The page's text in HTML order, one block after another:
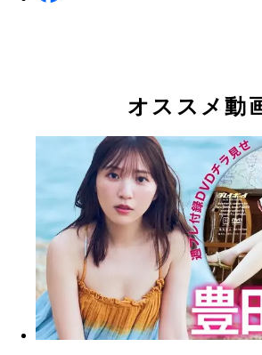
オススメ動